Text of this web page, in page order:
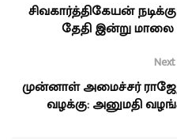
சிவகார்த்திகேயன்
தேதி இன்று மாலை
முன்னாள் அமைச்சர்
வழக்கு: அனுமதி